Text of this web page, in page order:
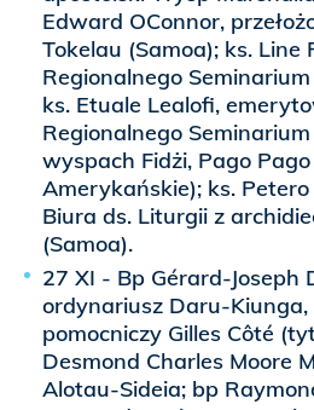
Edward OConnor,
Tokelau (Samoa); ks. Line
Regionalnego
ks. Etuale Lealofi,
Regionalnego
wyspach Fidżi, Pago
Amerykańskie); ks.
Biura ds. Liturgii z
(Samoa).
27 XI - Bp Gérard-Joseph
ordynariusz Daru-Kiunga,
pomocniczy Gilles Côté
Desmond Charles Moore
Alotau-Sideia; bp